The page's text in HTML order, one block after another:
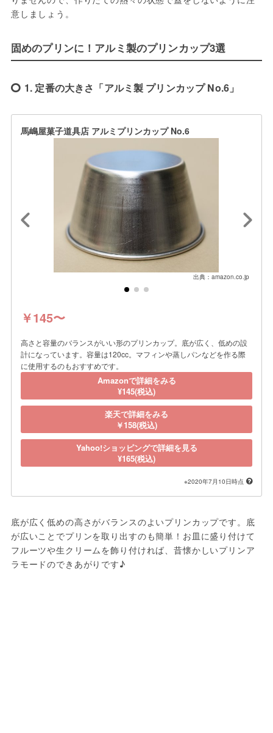
意しましょう。
固めのプリンに！アルミ製のプリンカップ3選
1. 定番の大きさ「アルミ製 プリンカップ No.6」
馬嶋屋菓子道具店 アルミプリンカップ No.6
出典：amazon.co.jp
￥145〜
高さと容量のバランスがいい形のプリンカップ。底が広く、低めの設
計になっています。容量は120cc。マフィンや蒸しパンなどを作る際
に使用するのもおすすめです。
Amazonで詳細をみる
¥145(税込)
楽天で詳細をみる
￥158(税込)
Yahoo!ショッピングで詳細を見る
¥165(税込)
※2020年7月10日時点
底が広く低めの高さがバランスのよいプリンカップです。底
が広いことでプリンを取り出すのも簡単！お皿に盛り付けて
フルーツや生クリームを飾り付ければ、昔懐かしいプリンア
ラモードのできあがりです♪